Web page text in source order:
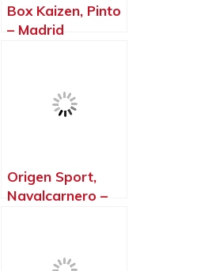
Box Kaizen, Pinto
– Madrid
Origen Sport,
Navalcarnero –